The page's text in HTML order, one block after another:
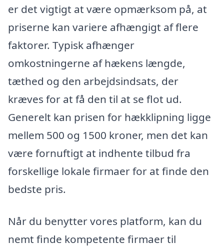
er det vigtigt at være opmærksom på, at
priserne kan variere afhængigt af flere
faktorer. Typisk afhænger
omkostningerne af hækens længde,
tæthed og den arbejdsindsats, der
kræves for at få den til at se flot ud.
Generelt kan prisen for hækklipning ligge
mellem 500 og 1500 kroner, men det kan
være fornuftigt at indhente tilbud fra
forskellige lokale firmaer for at finde den
bedste pris.
Når du benytter vores platform, kan du
nemt finde kompetente firmaer til